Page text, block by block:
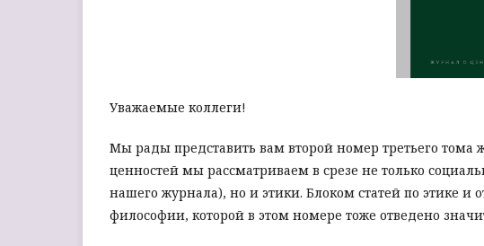
Уважаемые коллеги!
Мы рады представить вам второй номер третьего тома
ценностей мы рассматриваем в срезе не только
нашего журнала), но и этики. Блоком статей по этике и
философии, которой в этом номере тоже отведено